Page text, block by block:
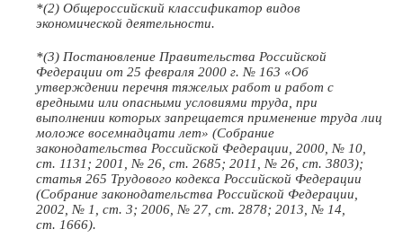
*(2) Общероссийский классификатор видов
экономической деятельности.
*(3) Постановление Правительства Российской
Федерации от 25 февраля 2000 г. № 163 «Об
утверждении перечня тяжелых работ и работ с
вредными или опасными условиями труда, при
выполнении которых запрещается применение труда лиц
моложе восемнадцати лет» (Собрание
законодательства Российской Федерации, 2000, № 10,
ст. 1131; 2001, № 26, ст. 2685; 2011, № 26, ст. 3803);
статья 265 Трудового кодекса Российской Федерации
(Собрание законодательства Российской Федерации,
2002, № 1, ст. 3; 2006, № 27, ст. 2878; 2013, № 14,
ст. 1666).